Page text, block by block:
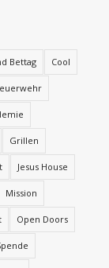
Bettag Cool
Grillen
Jesus House
Mission
Open Doors